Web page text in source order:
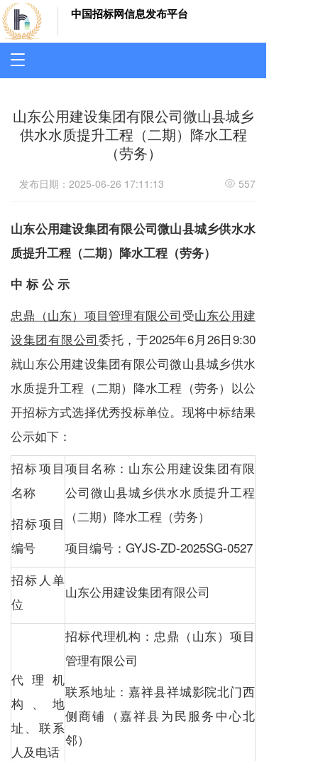
中国招标网信息发布平台
T
e
n
t
i
o
山东公用建设集团有限公司微山县城乡
供水水质提升工程（二期）降水工程
（劳务）
发布日期：2025-06-26 17:11:13 557
山东公用建设集团有限公司微山县城乡供水水
质提升工程（二期）降水工程（劳务）
中 标 公 示
忠鼎（山东）项目管理有限公司 受山东公用建
设集团有限公司委托，于2025年6月26日9:30
就山东公用建设集团有限公司微山县城乡供水
水质提升工程（二期）降水工程（劳务）以公
开招标方式选择优秀投标单位。现将中标结果
公示如下：
招标项目
名称
招标项目
编号
项目名称：山东公用建设集团有限
公司微山县城乡供水水质提升工程
（二期）降水工程（劳务）
项目编号：GYJS-ZD-2025SG-0527
招标人单
位
山东公用建设集团有限公司
代理机
构、地
址、联系
人及电话
招标代理机构：忠鼎（山东）项目
管理有限公司
联系地址：嘉祥县祥城影院北门西
侧商铺（嘉祥县为民服务中心北
邻）